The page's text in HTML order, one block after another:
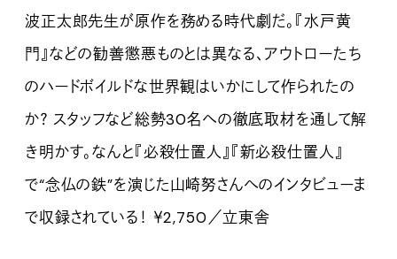
波正太郎先生が原作を務める時代劇だ。『水戸黄
門』などの勧善懲悪ものとは異なる、アウトローたち
のハードボイルドな世界観はいかにして作られたの
か？ スタッフなど総勢30名への徹底取材を通して解
き明かす。なんと『必殺仕置人』『新必殺仕置人』
で“念仏の鉄”を演じた山崎努さんへのインタビューま
で収録されている！ ￥2,750／立東舎